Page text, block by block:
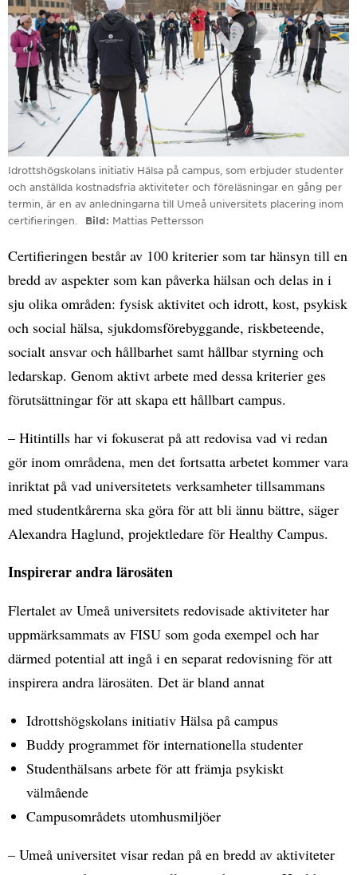
Idrottshögskolans initiativ Hälsa på campus, som erbjuder studenter
och anställda kostnadsfria aktiviteter och föreläsningar en gång per
termin, är en av anledningarna till Umeå universitets placering inom
certifieringen.
Bild Mattias Pettersson
Certifieringen består av 100 kriterier som tar hänsyn till en
bredd av aspekter som kan påverka hälsan och delas in i
sju olika områden: fysisk aktivitet och idrott, kost, psykisk
och social hälsa, sjukdomsförebyggande, riskbeteende,
socialt ansvar och hållbarhet samt hållbar styrning och
ledarskap. Genom aktivt arbete med dessa kriterier ges
förutsättningar för att skapa ett hållbart campus.
– Hitintills har vi fokuserat på att redovisa vad vi redan
gör inom områdena, men det fortsatta arbetet kommer vara
inriktat på vad universitetets verksamheter tillsammans
med studentkårerna ska göra för att bli ännu bättre, säger
Alexandra Haglund, projektledare för Healthy Campus.
Inspirerar andra lärosäten
Flertalet av Umeå universitets redovisade aktiviteter har
uppmärksammats av FISU som goda exempel och har
därmed potential att ingå i en separat redovisning för att
inspirera andra lärosäten. Det är bland annat
Idrottshögskolans initiativ Hälsa på campus
Buddy programmet för internationella studenter
Studenthälsans arbete för att främja psykiskt
välmående
Campusområdets utomhusmiljöer
– Umeå universitet visar redan på en bredd av aktiviteter